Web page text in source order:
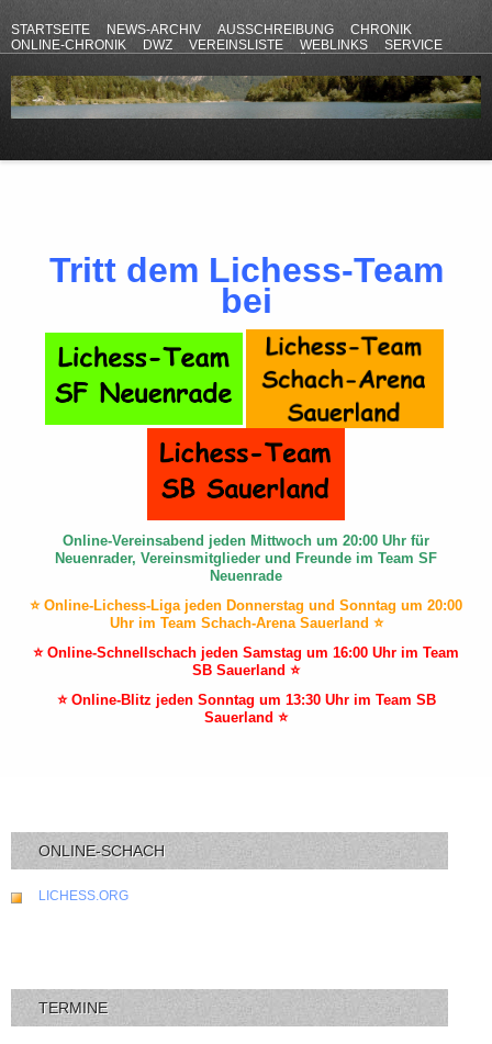
STARTSEITE NEWS-ARCHIV AUSSCHREIBUNG
CHRONIK
ONLINE-CHRONIK
DWZ VEREINSLISTE WEBLINKS
SERVICE
Tritt dem Lichess-Team
bei
Online-Vereinsabend jeden Mittwoch um 20:00 Uhr für
Neuenrader, Vereinsmitglieder und Freunde im Team SF
Neuenrade
⭐ Online-Lichess-Liga jeden Donnerstag und Sonntag um 20:00
Uhr im Team Schach-Arena Sauerland ⭐
⭐ Online-Schnellschach jeden Samstag um 16:00 Uhr im Team
SB Sauerland ⭐
⭐ Online-Blitz jeden Sonntag um 13:30 Uhr im Team SB
Sauerland ⭐
ONLINE-SCHACH
LICHESS.ORG
TERMINE